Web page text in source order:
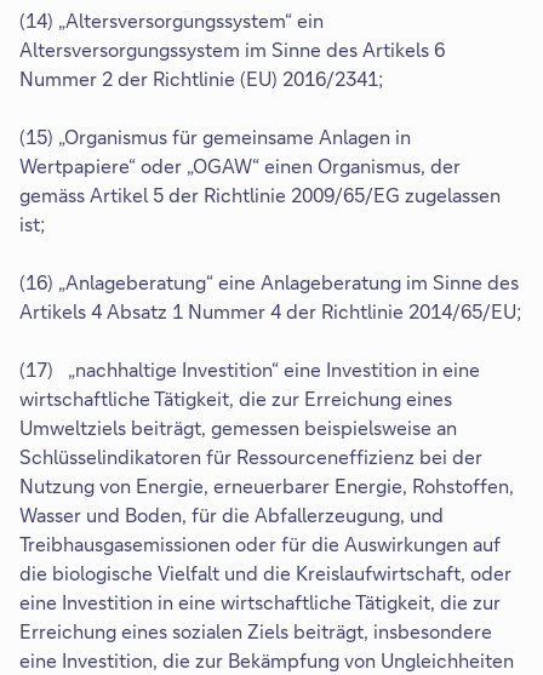
(14) „Altersversorgungssystem“ ein
Altersversorgungssystem im Sinne des Artikels 6
Nummer 2 der Richtlinie (EU) 2016/2341;
(15) „Organismus für gemeinsame Anlagen in
Wertpapiere“ oder „OGAW“ einen Organismus, der
gemäss Artikel 5 der Richtlinie 2009/65/EG zugelassen
ist;
(16) „Anlageberatung“ eine Anlageberatung im Sinne des
Artikels 4 Absatz 1 Nummer 4 der Richtlinie 2014/65/EU;
(17) „nachhaltige Investition“ eine Investition in eine
wirtschaftliche Tätigkeit, die zur Erreichung eines
Umweltziels beiträgt, gemessen beispielsweise an
Schlüsselindikatoren für Ressourceneffizienz bei der
Nutzung von Energie, erneuerbarer Energie, Rohstoffen,
Wasser und Boden, für die Abfallerzeugung, und
Treibhausgasemissionen oder für die Auswirkungen auf
die biologische Vielfalt und die Kreislaufwirtschaft, oder
eine Investition in eine wirtschaftliche Tätigkeit, die zur
Erreichung eines sozialen Ziels beiträgt, insbesondere
eine Investition, die zur Bekämpfung von Ungleichheiten